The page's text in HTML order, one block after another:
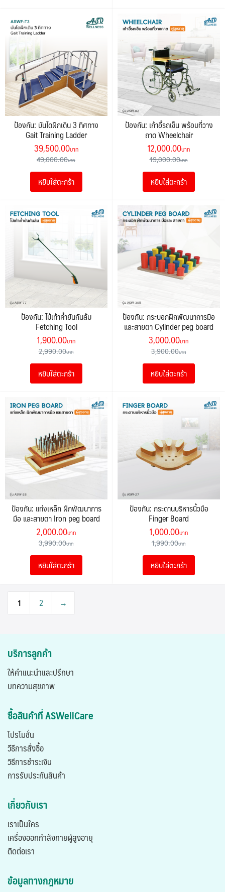
ป้องกัน: บันไดฝึกเดิน 3 ทิศทาง
Gait Training Ladder
49,000.00
Original
price
was:
49,000.00฿.
39,500.00 Current
is:
หยิบใส่ตะกร้า
ป้องกัน: เก้าอี้รถเข็น พร้อมที่วาง
ถาด Wheelchair
19,000.00
Original
price
was:
19,000.00฿.
12,000.00
is:
หยิบใส่ตะกร้า
ป้องกัน: ไม้เท้าค้ำยันกันล้ม
Fetching Tool
2,990.00
Original
price
was:
2,990.00฿.
1,900.00
is:
หยิบใส่ตะกร้า
ป้องกัน: กระบอกฝึกพัฒนาการมือ
และสายตา Cylinder peg board
3,900.00
Original
price
was:
3,900.00฿.
3,000.00
is:
หยิบใส่ตะกร้า
ป้องกัน: แท่งเหล็ก ฝึกพัฒนาการ
มือ และสายตา Iron peg board
3,990.00
Original
price
was:
3,990.00฿.
2,000.00
is:
หยิบใส่ตะกร้า
ป้องกัน: กระดานบริหารนิ้วมือ
Finger Board
1,990.00
Original
price
was:
1,990.00฿.
1,000.00
is:
หยิบใส่ตะกร้า
1 2 →
บริการลูกค้า
ให้คำแนะนำและปรึกษา
บทความสุขภาพ
ซื้อสินค้าที่ ASWellCare
โปรโมชั่น
วีธีการสั่งซื้อ
วิธีการชำระเงิน
การรับประกันสินค้า
เกี่ยวกับเรา
เราเป็นใคร
เครื่องออกกำลังกายผู้สูงอายุ
ติดต่อเรา
ข้อมูลทางกฎหมาย